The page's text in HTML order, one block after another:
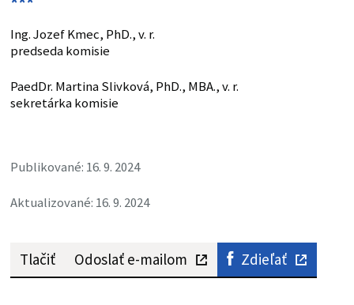
Ing. Jozef Kmec, PhD., v. r.
predseda komisie
PaedDr. Martina Slivková, PhD., MBA., v. r.
sekretárka komisie
Publikované: 16. 9. 2024
Aktualizované: 16. 9. 2024
Tlačiť Odoslať e-mailom Zdieľať